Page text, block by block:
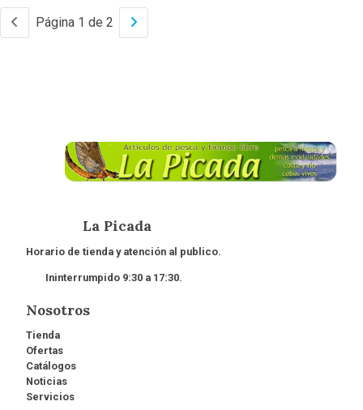
Página 1 de 2
La Picada
Horario de tienda y atención al publico.
Ininterrumpido 9:30 a 17:30.
Nosotros
Tienda
Ofertas
Catálogos
Noticias
Servicios